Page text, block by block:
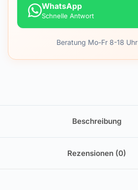
WhatsApp
Schnelle Antwort
Beratung Mo-Fr 8-18 Uhr
Beschreibung
Rezensionen (0)